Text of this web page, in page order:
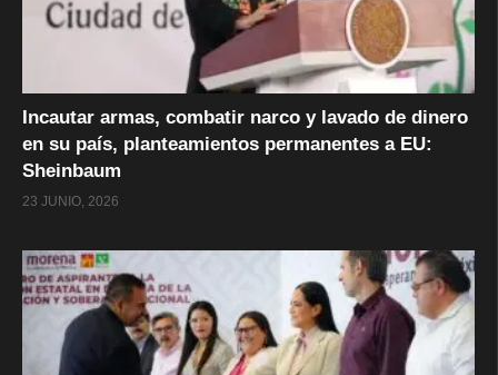
Incautar armas, combatir narco y lavado de dinero
en su país, planteamientos permanentes a EU:
Sheinbaum
23 JUNIO, 2026